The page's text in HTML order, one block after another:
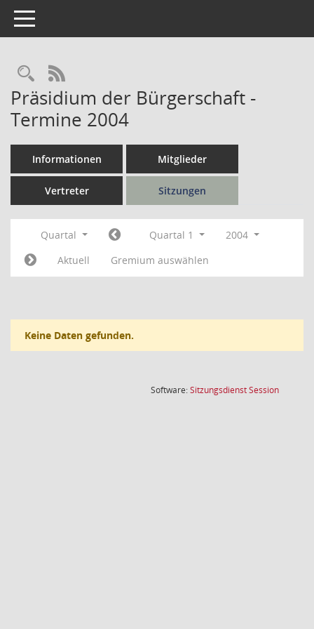
Toggle navigation
Rechercheauswahl
RSS-Feed
Präsidium der Bürgerschaft -
Termine 2004
Informationen Mitglieder
Vertreter Sitzungen
Quartal Quartal 1
2004
Aktuell
Gremium auswählen
Keine Daten gefunden.
Software:SitzungsdienstSession(Wird in